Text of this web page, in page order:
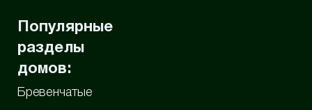
Популярные
разделы
домов:
Бревенчатые